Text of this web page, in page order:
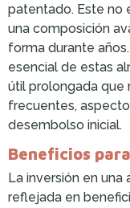
patentado. Este no
una composición
forma durante
esencial de estas
útil prolongada que
frecuentes,
desembolso inicial.
Beneficios
La inversión en
reflejada en